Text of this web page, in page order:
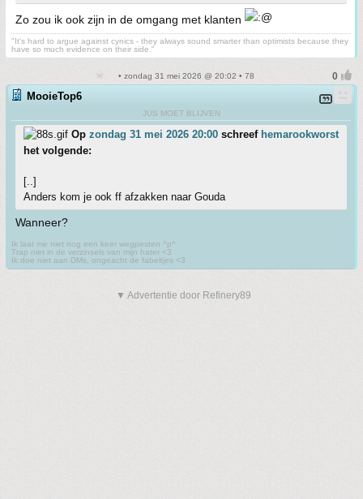
Zo zou ik ook zijn in de omgang met klanten
"It's hard to argue against cynics - they always sound smarter than optimists because they
have so much evidence on their side."
• zondag 31 mei 2026 @ 20:02 • 78
MooieTop6
JUS MOET BLIJVEN
Op zondag 31 mei 2026 20:00 schreef hemarookworst
het volgende:
[..]
Anders kom je ook ff afzakken naar Gouda
Wanneer?
Ik laat me niet nog een keer wegpesten ^p^
Trap niet in de verzinsels van mijn hater <3
Ik doe niet aan DMs, ongeacht de fabeltjes <3
▼ Advertentie door Refinery89